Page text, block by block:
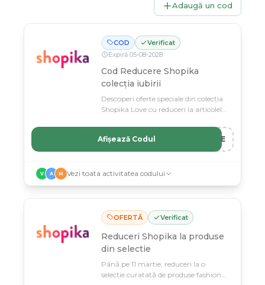
Adaugă un cod
COD
Verificat
Expiră 05-08-2028
Cod Reducere Shopika
colecția iubirii
Descoperi oferte speciale din colecția
Shopika Love cu reduceri la articolele
OVE
Afișează Codul
V A M Vezi toata activitatea codului
OFERTĂ Verificat
Reduceri Shopika la produse
din selectie
Până pe 11 martie, reduceri la o
selecție curatată de produse fashion